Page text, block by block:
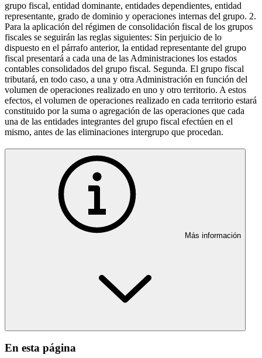
grupo fiscal, entidad dominante, entidades dependientes, entidad
representante, grado de dominio y operaciones internas del grupo. 2.
Para la aplicación del régimen de consolidación fiscal de los grupos
fiscales se seguirán las reglas siguientes: Sin perjuicio de lo
dispuesto en el párrafo anterior, la entidad representante del grupo
fiscal presentará a cada una de las Administraciones los estados
contables consolidados del grupo fiscal. Segunda. El grupo fiscal
tributará, en todo caso, a una y otra Administración en función del
volumen de operaciones realizado en uno y otro territorio. A estos
efectos, el volumen de operaciones realizado en cada territorio estará
constituido por la suma o agregación de las operaciones que cada
una de las entidades integrantes del grupo fiscal efectúen en el
mismo, antes de las eliminaciones intergrupo que procedan.
Más información
En esta página